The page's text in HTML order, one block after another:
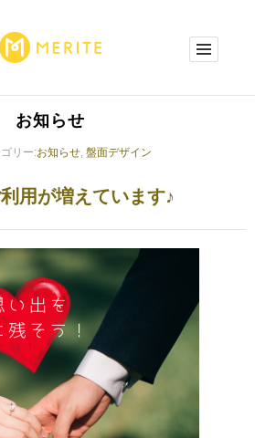
お知らせ
リー:お知らせ, 盤面デザイン
用が増えています♪